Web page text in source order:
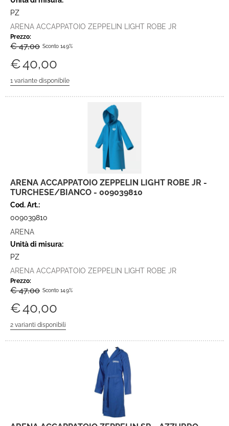
PZ
ARENA ACCAPPATOIO ZEPPELIN LIGHT ROBE JR
Prezzo:
€ 47,00 Sconto 14.9%
€40,00
ARENA ACCAPPATOIO ZEPPELIN LIGHT ROBE JR -
TURCHESE/BIANCO - 009039810
Cod. Art.:
009039810
ARENA
Unità di misura:
PZ
ARENA ACCAPPATOIO ZEPPELIN LIGHT ROBE JR
Prezzo:
€ 47,00 Sconto 14.9%
€40,00